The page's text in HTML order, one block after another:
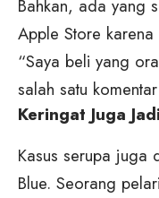
Bahkan, ada yang
Apple Store
“Saya beli yang
salah satu
Keringat Juga
Kasus serupa juga
Blue. Seorang